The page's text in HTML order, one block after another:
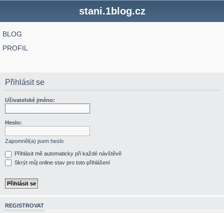
stani.1blog.cz
BLOG
PROFIL
Přihlásit se
Uživatelské jméno:
Heslo:
Zapomněl(a) jsem heslo
Přihlásit mě automaticky při každé návštěvě
Skrýt můj online stav pro toto přihlášení
REGISTROVAT